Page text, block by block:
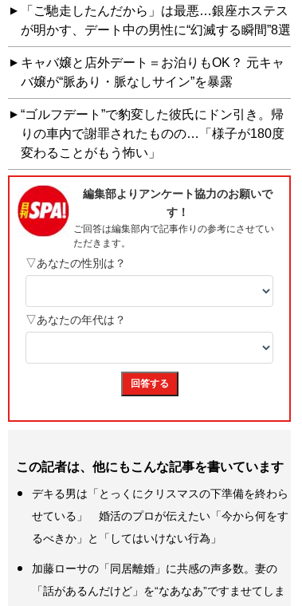
「ご馳走したんだから」は最悪…銀座ホステス
が明かす、デート中の男性に“幻滅する瞬間”8選
キャバ嬢と店外デート＝お泊りもOK？ 元キャ
バ嬢が“脈あり・脈なしサイン”を暴露
“ゴルフデート”で豹変した彼氏にドン引き。帰
りの車内で謝罪されたものの…「様子が180度
変わることがもう怖い」
この記者は、他にもこんな記事を書いています
デキる男は「とっくにクリスマスの下準備を終わら
せている」 婚活のプロが伝えたい「今から何をす
るべきか」と「してはいけない行為」
加藤ローサの「同居離婚」に共感の声多数。妻の
「話があるんだけど」を“なあなあ”ですませてしま